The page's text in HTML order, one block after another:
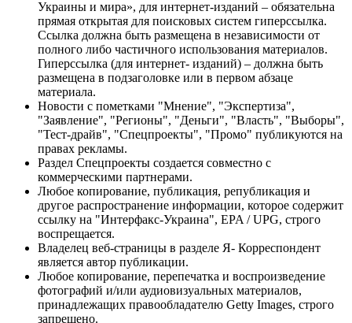
Украины и мира», для интернет-изданий – обязательна
прямая открытая для поисковых систем гиперссылка.
Ссылка должна быть размещена в независимости от
полного либо частичного использования материалов.
Гиперссылка (для интернет- изданий) – должна быть
размещена в подзаголовке или в первом абзаце
материала.
Новости с пометками "Мнение", "Экспертиза",
"Заявление", "Регионы", "Деньги", "Власть", "Выборы",
"Тест-драйв", "Спецпроекты", "Промо" публикуются на
правах рекламы.
Раздел Спецпроекты создается совместно с
коммерческими партнерами.
Любое копирование, публикация, републикация и
другое распространение информации, которое содержит
ссылку на "Интерфакс-Украина", EPA / UPG, строго
воспрещается.
Владелец веб-страницы в разделе Я- Корреспондент
является автор публикации.
Любое копирование, перепечатка и воспроизведение
фотографий и/или аудиовизуальных материалов,
принадлежащих правообладателю Getty Images, строго
запрещено.